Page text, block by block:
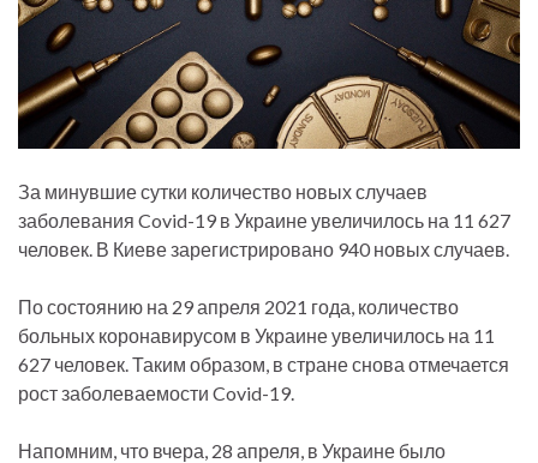
За минувшие сутки количество новых случаев
заболевания Covid-19 в Украине увеличилось на 11 627
человек. В Киеве зарегистрировано 940 новых случаев.
По состоянию на 29 апреля 2021 года, количество
больных коронавирусом в Украине увеличилось на 11
627 человек. Таким образом, в стране снова отмечается
рост заболеваемости Covid-19.
Напомним, что вчера, 28 апреля, в Украине было